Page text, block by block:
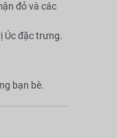
đỏ và các
Úc đặc trưng.
bạn bè.